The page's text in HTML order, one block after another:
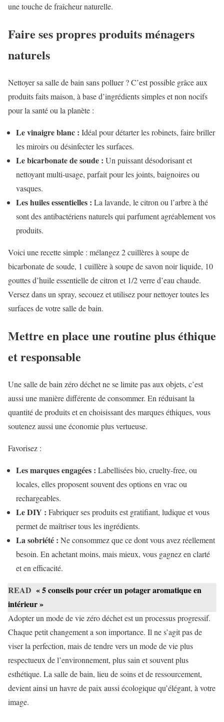
une touche de fraîcheur naturelle.
Faire ses propres produits ménagers
naturels
Nettoyer sa salle de bain sans polluer ? C’est possible grâce aux
produits faits maison, à base d’ingrédients simples et non nocifs
pour la santé ou la planète :
Le vinaigre blanc : Idéal pour détarter les robinets, faire briller
les miroirs ou désinfecter les surfaces.
Le bicarbonate de soude : Un puissant désodorisant et
nettoyant multi-usage, parfait pour les joints, baignoires ou
vasques.
Les huiles essentielles : La lavande, le citron ou l’arbre à thé
sont des antibactériens naturels qui parfument agréablement vos
produits.
Voici une recette simple : mélangez 2 cuillères à soupe de
bicarbonate de soude, 1 cuillère à soupe de savon noir liquide, 10
gouttes d’huile essentielle de citron et 1/2 verre d’eau chaude.
Versez dans un spray, secouez et utilisez pour nettoyer toutes les
surfaces de votre salle de bain.
Mettre en place une routine plus éthique
et responsable
Une salle de bain zéro déchet ne se limite pas aux objets, c’est
aussi une manière différente de consommer. En réduisant la
quantité de produits et en choisissant des marques éthiques, vous
soutenez aussi une économie plus vertueuse.
Favorisez :
Les marques engagées : Labellisées bio, cruelty-free, ou
locales, elles proposent souvent des options en vrac ou
rechargeables.
Le DIY : Fabriquer ses produits est gratifiant, ludique et vous
permet de maîtriser tous les ingrédients.
La sobriété : Ne consommez que ce dont vous avez réellement
besoin. En achetant moins, mais mieux, vous gagnez en clarté
et en efficacité.
READ « 5 conseils pour créer un potager aromatique en
intérieur »
Adopter un mode de vie zéro déchet est un processus progressif.
Chaque petit changement a son importance. Il ne s’agit pas de
viser la perfection, mais de tendre vers un mode de vie plus
respectueux de l’environnement, plus sain et souvent plus
esthétique. La salle de bain, lieu de soins et de ressourcement,
devient ainsi un havre de paix aussi écologique qu’élégant, à votre
image.